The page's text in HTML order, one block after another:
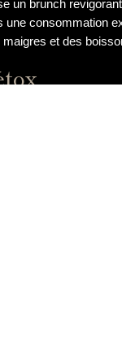
un brunch
consommation
maigres et des